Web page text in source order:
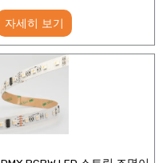
자세히 보기